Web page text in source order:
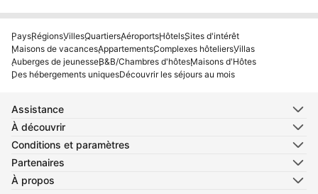
PaysRégionsVillesQuartiersAéroportsHôtelsSites d'intérêt
Maisons de vacancesAppartementsComplexes hôteliersVillas
Auberges de jeunesseB&B/Chambres d'hôtesMaisons d'Hôtes
Des hébergements uniquesDécouvrir les séjours au mois
Assistance
À découvrir
Conditions et paramètres
Partenaires
À propos